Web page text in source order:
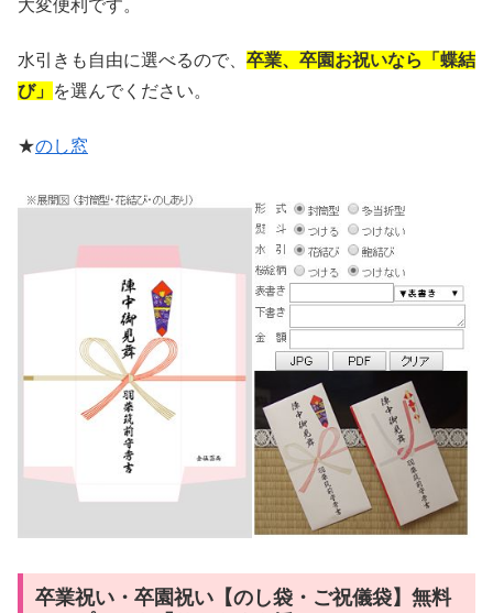
大変便利です。
水引きも自由に選べるので、 卒業、卒園お祝いなら「蝶結
び」
を選んでください。
★のし窓
卒業祝い・卒園祝い【のし袋・ご祝儀袋】無料